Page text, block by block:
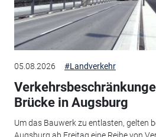
05.08.2026 #Landverkehr
Brücke in Augsburg
Um das Bauwerk zu entlasten, gelten